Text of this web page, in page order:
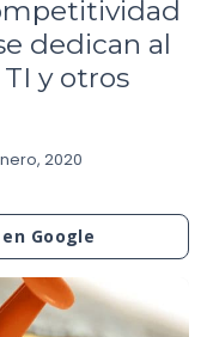
dedican al
y otros
2020
Google